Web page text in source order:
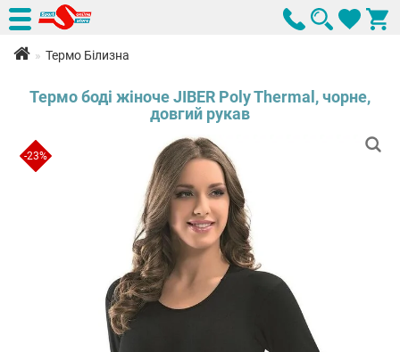
Термо Білизна
Термо боді жіноче JIBER Poly Thermal, чорне,
довгий рукав
-23%